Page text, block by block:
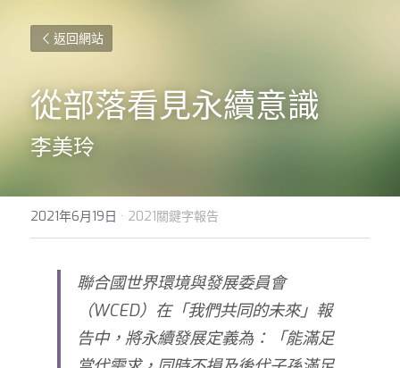
返回網站
從部落看見永續意識
李美玲
2021年6月19日 · 2021關鍵字報告
聯合國世界環境與發展委員會
（WCED）在「我們共同的未來」報
告中，將永續發展定義為：「能滿足